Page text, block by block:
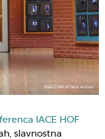
IACE HOF
slavnostna